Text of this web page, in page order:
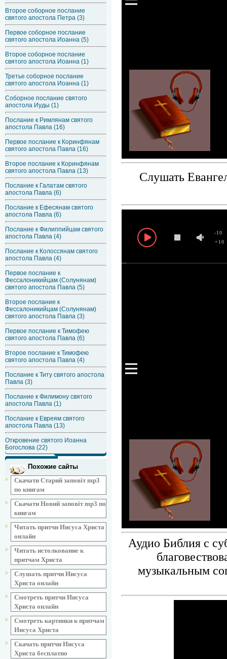
Второе соборное послание
святого апостола Петра (3)
Первое соборное послание
святого апостола Иоанна (5)
Второе соборное послание
святого апостола Иоанна (1)
Третье соборное послание
святого апостола Иоанна (1)
Соборное послание святого
апостола Иуды (1)
Послание к Римлянам святого
апостола Павла (16)
Первое послание к Коринфянам
святого апостола Павла (16)
Второе послание к Коринфянам
святого апостола Павла (13)
Послание к Галатам святого
апостола Павла (6)
Послание к Ефесянам святого
апостола Павла (6)
Послание к Филиппийцам святого
апостола Павла (4)
Послание к Колоссянам святого
апостола Павла (4)
Первое послание к
Фессалоникийцам (Солунянам)
святого апостола Павла (5)
Второе послание к
Фессалоникийцам (Солунянам)
святого апостола Павла (3)
Первое послание к Тимофею
святого апостола Павла (6)
Второе послание к Тимофею
святого апостола Павла (4)
Послание к Титу святого апостола
Павла (3)
Послание к Филимону святого
апостола Павла (1)
Послание к Евреям святого
апостола Павла (13)
Откровение святого Иоанна
Богослова (22)
Похожие сайты
Скачати Старий заповіт mp3
по книгам
Скачати Новий заповіт mp3 по
книгам
Читать притчи Иисуса Христа
онлайн
Читать истолкование к
притчам Христа
Слушать притчи Иисуса
Христа онлайн
Смотреть притчи Иисуса
Христа онлайн
Смотреть картинки к притчам
Иисуса Христа
Скачать притчи Иисуса
Христа бесплатно
Слушать
+10
-10
Аудио Библия с
музыкальным